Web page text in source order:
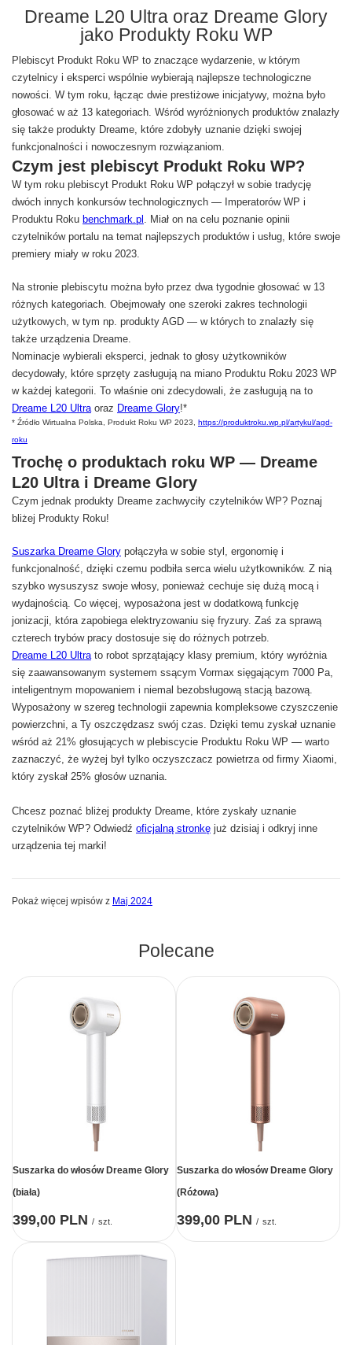
Dreame L20 Ultra oraz Dreame Glory
jako Produkty Roku WP
Plebiscyt Produkt Roku WP to znaczące wydarzenie, w którym
czytelnicy i eksperci wspólnie wybierają najlepsze technologiczne
nowości. W tym roku, łącząc dwie prestiżowe inicjatywy, można było
głosować w aż 13 kategoriach. Wśród wyróżnionych produktów znalazły
się także produkty Dreame, które zdobyły uznanie dzięki swojej
funkcjonalności i nowoczesnym rozwiązaniom.
Czym jest plebiscyt Produkt Roku WP?
W tym roku plebiscyt Produkt Roku WP połączył w sobie tradycję
dwóch innych konkursów technologicznych — Imperatorów WP i
Produktu Roku benchmark.pl . Miał on na celu poznanie opinii
czytelników portalu na temat najlepszych produktów i usług, które swoje
premiery miały w roku 2023.
Na stronie plebiscytu można było przez dwa tygodnie głosować w 13
różnych kategoriach. Obejmowały one szeroki zakres technologii
użytkowych, w tym np. produkty AGD — w których to znalazły się
także urządzenia Dreame.
Nominacje wybierali eksperci, jednak to głosy użytkowników
decydowały, które sprzęty zasługują na miano Produktu Roku 2023 WP
w każdej kategorii. To właśnie oni zdecydowali, że zasługują na to
Dreame L20 Ultraoraz Dreame Glory!*
* Źródło Wirtualna Polska, Produkt Roku WP 2023, https://produktroku.wp.pl/artykul/agd-
roku
Trochę o produktach roku WP — Dreame
L20 Ultra i Dreame Glory
Czym jednak produkty Dreame zachwyciły czytelników WP? Poznaj
bliżej Produkty Roku!
Suszarka Dreame Glory połączyła w sobie styl, ergonomię i
funkcjonalność, dzięki czemu podbiła serca wielu użytkowników. Z nią
szybko wysuszysz swoje włosy, ponieważ cechuje się dużą mocą i
wydajnością. Co więcej, wyposażona jest w dodatkową funkcję
jonizacji, która zapobiega elektryzowaniu się fryzury. Zaś za sprawą
czterech trybów pracy dostosuje się do różnych potrzeb.
Dreame L20 Ultrato robot sprzątający klasy premium, który wyróżnia
się zaawansowanym systemem ssącym Vormax sięgającym 7000 Pa,
inteligentnym mopowaniem i niemal bezobsługową stacją bazową.
Wyposażony w szereg technologii zapewnia kompleksowe czyszczenie
powierzchni, a Ty oszczędzasz swój czas. Dzięki temu zyskał uznanie
wśród aż 21% głosujących w plebiscycie Produktu Roku WP — warto
zaznaczyć, że wyżej był tylko oczyszczacz powietrza od firmy Xiaomi,
który zyskał 25% głosów uznania.
Chcesz poznać bliżej produkty Dreame, które zyskały uznanie
czytelników WP? Odwiedź oficjalną stronkę już dzisiaj i odkryj inne
urządzenia tej marki!
Pokaż więcej wpisów z Maj 2024
Polecane
Suszarka do włosów Dreame Glory
(biała)
399,00 PLN / szt.
Suszarka do włosów Dreame Glory
(Różowa)
399,00 PLN / szt.